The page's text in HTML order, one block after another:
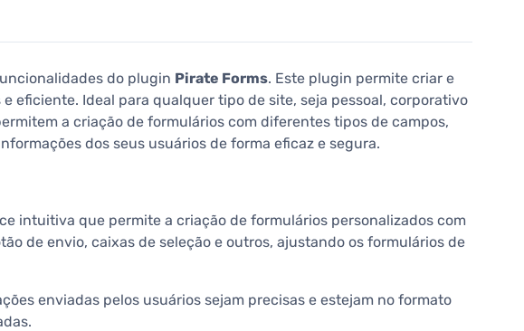
do plugin Pirate Forms. Este plugin permite criar e
eficiente. Ideal para qualquer tipo de site, seja pessoal, corporativo
a criação de formulários com diferentes tipos de campos,
dos seus usuários de forma eficaz e segura.
intuitiva que permite a criação de formulários personalizados com
de envio, caixas de seleção e outros, ajustando os formulários de
enviadas pelos usuários sejam precisas e estejam no formato